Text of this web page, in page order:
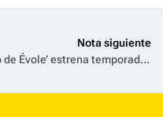
Nota siguiente
‘Lo de Évole’ estrena temporada en Antena 3 Internacional con el cantante Manuel Carrasco, el lunes, 19 de enero, desde Londres